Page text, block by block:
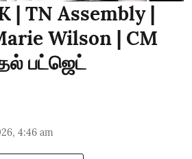
| TN Assembly |
Wilson | CM
பட்ஜெட்
4:46 am